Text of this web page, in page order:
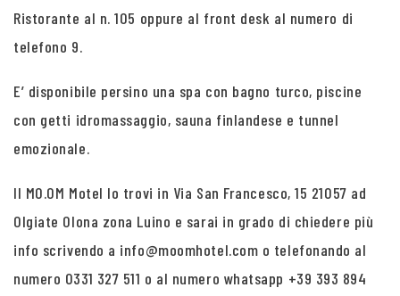
Ristorante al n. 105 oppure al front desk al numero di
telefono 9.
E’ disponibile persino una spa con bagno turco, piscine
con getti idromassaggio, sauna finlandese e tunnel
emozionale.
Il MO.OM Motel lo trovi in Via San Francesco, 15 21057 ad
Olgiate Olona zona Luino e sarai in grado di chiedere più
info scrivendo a info@moomhotel.com o telefonando al
numero 0331 327 511 o al numero whatsapp +39 393 894